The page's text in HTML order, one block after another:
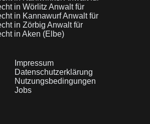
in Wörlitz Anwalt für
in KannawurfAnwalt für
in Zörbig Anwalt für
in Aken (Elbe)
Impressum
Datenschutzerklärung
Nutzungsbedingungen
Jobs